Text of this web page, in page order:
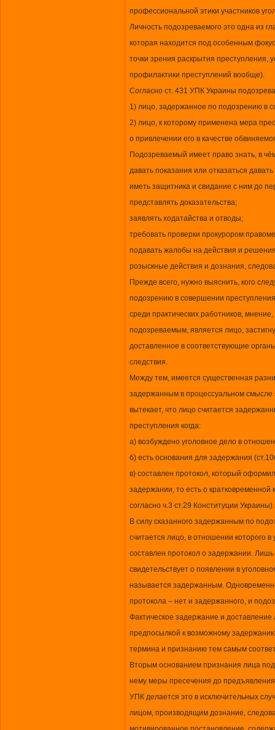
профессиональной этики участников
Личность подозреваемого это одна из
которая находится под особенным
точки зрения раскрытия преступления,
профилактики преступлений вообще).
Согласно ст. 431 УПК Украины
1) лицо, задержанное по подозрению в
2) лицо, к которому применена мера
о привлечении его в качестве
Подозреваемый имеет право знать, в
давать показания или отказаться
иметь защитника и свидание с ним до
представлять доказательства;
заявлять ходатайства и отводы;
требовать проверки прокурором
подавать жалобы на действия и
розыскные действия и дознания,
Прежде всего, нужно выяснить, кого
подозрению в совершении
среди практических работников,
подозреваемым, является лицо,
доставленное в соответствующие
следствия.
Между тем, имеется существенная
задержанным в процессуальном смысле
вытекает, что лицо считается
преступления когда:
а) возбуждено уголовное дело в
б) есть основания для задержания
в) составлен протокол, который
задержании, то есть о
согласно ч.3 ст.29 Конституции Украины).
В силу сказанного задержанным по
считается лицо, в отношении которого
составлен протокол о задержании. Лишь
свидетельствует о появлении в
называется задержанным.
протокола – нет и задержанного, и
Фактическое задержание и
предпосылкой к возможному
термина и признанию тем самым
Вторым основанием признания лица
нему меры пресечения до
УПК делается это в исключительных
лицом, производящим дознание,